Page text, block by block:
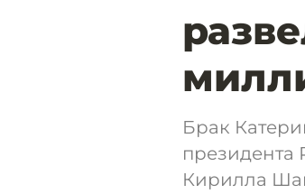
Брак
Кирилла